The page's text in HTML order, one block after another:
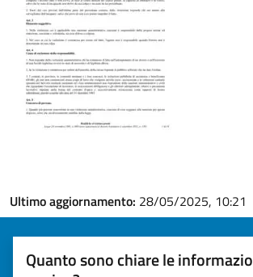
Ultimo aggiornamento: 28/05/2025, 10:21
Quanto sono chiare le